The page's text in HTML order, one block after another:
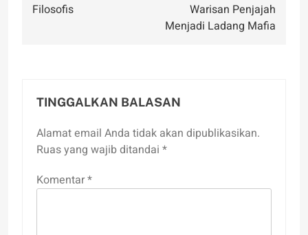
Filosofis
Warisan Penjajah
Menjadi Ladang Mafia
TINGGALKAN BALASAN
Alamat email Anda tidak akan dipublikasikan.
Ruas yang wajib ditandai *
Komentar*